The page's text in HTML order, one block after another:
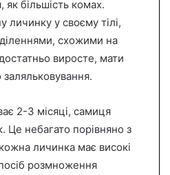
як більшість комах.
личинку у своєму тілі,
схожими на
виросте, мати
2-3 місяці, самиця
небагато порівняно з
личинка має високі
розмноження